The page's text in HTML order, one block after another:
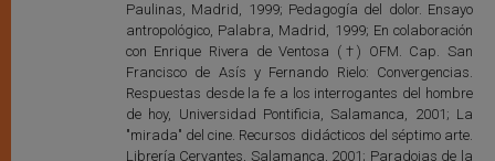
Paulinas, Madrid, 1999; Pedagogía del dolor. Ensayo
antropológico, Palabra, Madrid, 1999; En colaboración
con Enrique Rivera de Ventosa (†) OFM. Cap. San
Francisco de Asís y Fernando Rielo: Convergencias.
Respuestas desde la fe a los interrogantes del hombre
de hoy, Universidad Pontificia, Salamanca, 2001; La
"mirada" del cine. Recursos didácticos del séptimo arte.
Librería Cervantes, Salamanca, 2001; Paradojas de la